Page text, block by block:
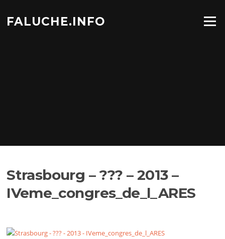
contenu
FALUCHE.INFO Menu
Strasbourg – ??? – 2013 –
IVeme_congres_de_l_ARES